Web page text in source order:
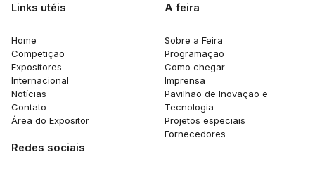
Links utéis
Home
Competição
Expositores
Internacional
Notícias
Contato
Área do Expositor
A feira
Sobre a Feira
Programação
Como chegar
Imprensa
Pavilhão de Inovação e
Tecnologia
Projetos especiais
Fornecedores
Redes sociais